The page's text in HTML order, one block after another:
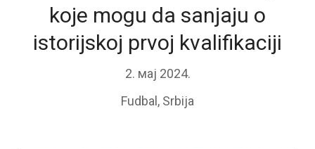
koje mogu da sanjaju o
istorijskoj prvoj kvalifikaciji
2. мај 2024.
Fudbal , Srbija